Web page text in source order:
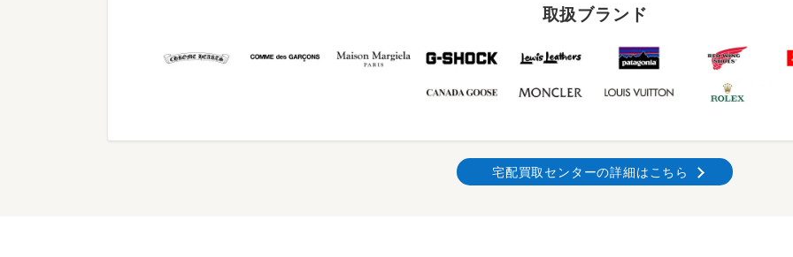
取扱ブランド
宅配買取センターの詳細はこちら